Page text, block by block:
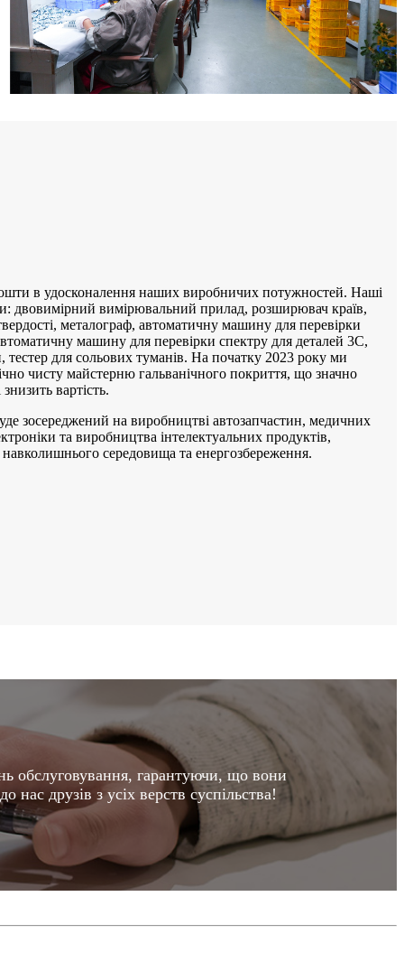
в удосконалення наших виробничих потужностей. Наші
двовимірний вимірювальний прилад, розширювач країв,
металограф, автоматичну машину для перевірки
машину для перевірки спектру для деталей 3C,
тестер для сольових туманів. На початку 2023 року ми
чисту майстерню гальванічного покриття, що значно
вартість.
зосереджений на виробництві автозапчастин, медичних
та виробництва інтелектуальних продуктів,
середовища та енергозбереження.
обслуговування, гарантуючи, що вони
нас друзів з усіх верств суспільства!